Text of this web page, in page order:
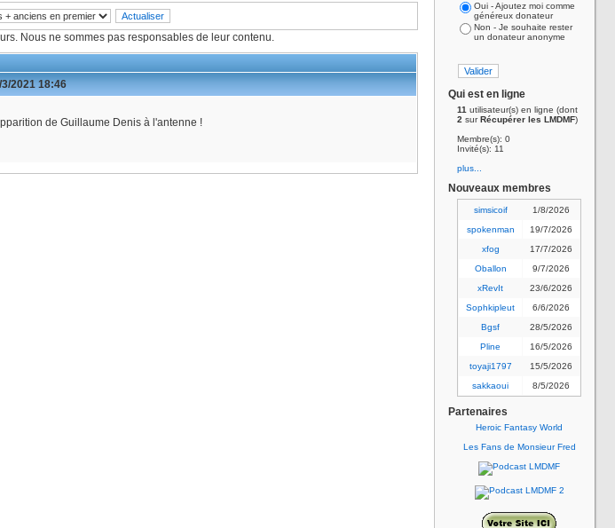
Nous ne sommes pas responsables de leur contenu.
3/2021 18:46
de Guillaume Denis à l'antenne !
Oui - Ajoutez moi comme
généreux donateur
Non - Je souhaite rester
un donateur anonyme
Qui est en ligne
11 utilisateur(s) en ligne (dont
2 surRécupérer les LMDMF)
Membre(s): 0
Invité(s): 11
plus...
Nouveaux membres
simsicoif
1/8/2026
spokenman
19/7/2026
xfog
17/7/2026
Oballon
9/7/2026
xRevIt
23/6/2026
Sophkipleut
6/6/2026
Bgsf
28/5/2026
Pline
16/5/2026
toyaji1797
15/5/2026
sakkaoui
8/5/2026
Partenaires
Heroic Fantasy World
Les Fans de Monsieur Fred